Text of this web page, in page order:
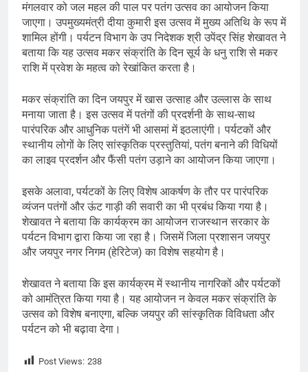
मंगलवार को जल महल की पाल पर पतंग उत्सव का आयोजन किया
जाएगा। उपमुख्यमंत्री दीया कुमारी इस उत्सव में मुख्य अतिथि के रूप में
शामिल होंगी। पर्यटन विभाग के उप निदेशक श्री उपेंद्र सिंह शेखावत ने
बताया कि यह उत्सव मकर संक्रांति के दिन सूर्य के धनु राशि से मकर
राशि में प्रवेश के महत्व को रेखांकित करता है।
मकर संक्रांति का दिन जयपुर में खास उत्साह और उल्लास के साथ
मनाया जाता है। इस उत्सव में पतंगों की प्रदर्शनी के साथ-साथ
पारंपरिक और आधुनिक पतंगें भी आसमां में इठलाएंगी। पर्यटकों और
स्थानीय लोगों के लिए सांस्कृतिक प्रस्तुतियां, पतंग बनाने की विधियों
का लाइव प्रदर्शन और फैंसी पतंग उड़ाने का आयोजन किया जाएगा।
इसके अलावा, पर्यटकों के लिए विशेष आकर्षण के तौर पर पारंपरिक
व्यंजन पतंगों और ऊंट गाड़ी की सवारी का भी प्रबंध किया गया है।
शेखावत ने बताया कि कार्यक्रम का आयोजन राजस्थान सरकार के
पर्यटन विभाग द्वारा किया जा रहा है। जिसमें जिला प्रशासन जयपुर
और जयपुर नगर निगम (हेरिटेज) का विशेष सहयोग है।
शेखावत ने बताया कि इस कार्यक्रम में स्थानीय नागरिकों और पर्यटकों
को आमंत्रित किया गया है। यह आयोजन न केवल मकर संक्रांति के
उत्सव को विशेष बनाएगा, बल्कि जयपुर की सांस्कृतिक विविधता और
पर्यटन को भी बढ़ावा देगा।
Post Views: 238